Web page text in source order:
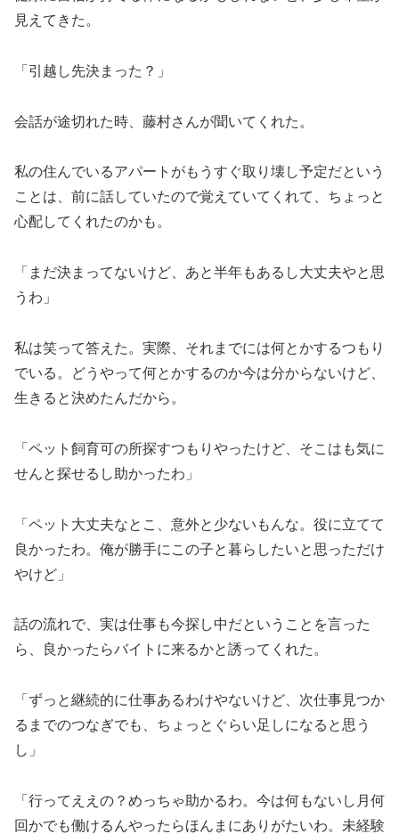
見えてきた。
「引越し先決まった？」
会話が途切れた時、藤村さんが聞いてくれた。
私の住んでいるアパートがもうすぐ取り壊し予定だという
ことは、前に話していたので覚えていてくれて、ちょっと
心配してくれたのかも。
「まだ決まってないけど、あと半年もあるし大丈夫やと思
うわ」
私は笑って答えた。実際、それまでには何とかするつもり
でいる。どうやって何とかするのか今は分からないけど、
生きると決めたんだから。
「ペット飼育可の所探すつもりやったけど、そこはも気に
せんと探せるし助かったわ」
「ペット大丈夫なとこ、意外と少ないもんな。役に立てて
良かったわ。俺が勝手にこの子と暮らしたいと思っただけ
やけど」
話の流れで、実は仕事も今探し中だということを言った
ら、良かったらバイトに来るかと誘ってくれた。
「ずっと継続的に仕事あるわけやないけど、次仕事見つか
るまでのつなぎでも、ちょっとぐらい足しになると思う
し」
「行ってええの？めっちゃ助かるわ。今は何もないし月何
回かでも働けるんやったらほんまにありがたいわ。未経験